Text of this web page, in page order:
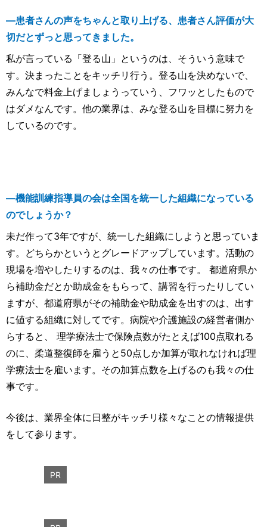
―患者さんの声をちゃんと取り上げる、患者さん評価が大
切だとずっと思ってきました。
私が言っている「登る山」というのは、そういう意味で
す。決まったことをキッチリ行う。登る山を決めないで、
みんなで料金上げましょうっていう、フワッとしたもので
はダメなんです。他の業界は、みな登る山を目標に努力を
しているのです。
―機能訓練指導員の会は全国を統一した組織になっている
のでしょうか？
未だ作って3年ですが、統一した組織にしようと思っていま
す。どちらかというとグレードアップしています。活動の
現場を増やしたりするのは、我々の仕事です。 都道府県か
ら補助金だとか助成金をもらって、講習を行ったりしてい
ますが、都道府県がその補助金や助成金を出すのは、出す
に値する組織に対してです。病院や介護施設の経営者側か
らすると、 理学療法士で保険点数がたとえば100点取れる
のに、柔道整復師を雇うと50点しか加算が取れなければ理
学療法士を雇います。その加算点数を上げるのも我々の仕
事です。
今後は、業界全体に日整がキッチリ様々なことの情報提供
をして参ります。
PR